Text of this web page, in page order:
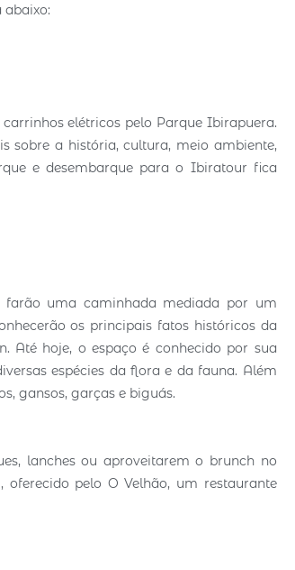
elétricos pelo Parque Ibirapuera.
sobre a história, cultura, meio ambiente,
e desembarque para o Ibiratour fica
farão uma caminhada mediada por um
os principais fatos históricos da
Até hoje, o espaço é conhecido por sua
espécies da flora e da fauna. Além
gansos, garças e biguás.
lanches ou aproveitarem o brunch no
pelo O Velhão, um restaurante